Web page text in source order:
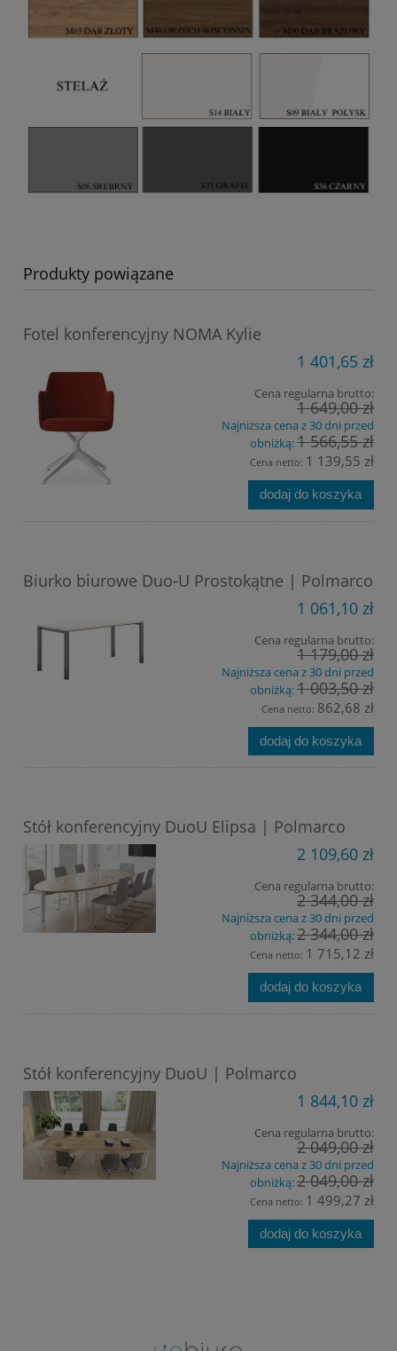
Produkty powiązane
Fotel konferencyjny NOMA Kylie
1 401,65 zł
Cena regularna brutto:
1 649,00 zł
Najniższa cena z 30 dni przed
obniżką:1 566,55 zł
Cena netto: 1 139,55 zł
dodaj do koszyka
Biurko biurowe Duo-U Prostokątne | Polmarco
1 061,10 zł
Cena regularna brutto:
1 179,00 zł
Najniższa cena z 30 dni przed
obniżką:1 003,50 zł
Cena netto: 862,68 zł
dodaj do koszyka
Stół konferencyjny DuoU Elipsa | Polmarco
2 109,60 zł
Cena regularna brutto:
2 344,00 zł
Najniższa cena z 30 dni przed
obniżką:2 344,00 zł
Cena netto: 1 715,12 zł
dodaj do koszyka
Stół konferencyjny DuoU | Polmarco
1 844,10 zł
Cena regularna brutto:
2 049,00 zł
Najniższa cena z 30 dni przed
obniżką:2 049,00 zł
Cena netto: 1 499,27 zł
dodaj do koszyka